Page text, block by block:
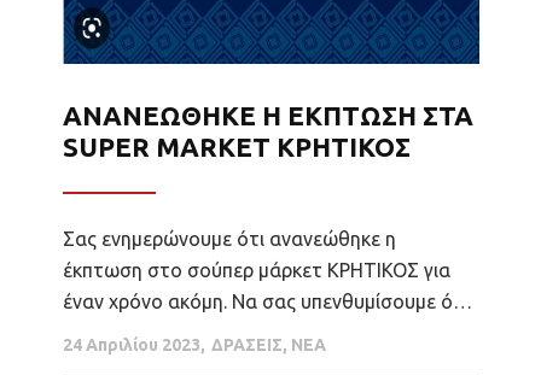
ΑΝΑΝΕΩΘΗΚΕ Η ΕΚΠΤΩΣΗ ΣΤΑ
SUPER MARKET ΚΡΗΤΙΚΟΣ
Σας ενημερώνουμε ότι ανανεώθηκε η
έκπτωση στο σούπερ μάρκετ ΚΡΗΤΙΚΟΣ για
έναν χρόνο ακόμη. Να σας υπενθυμίσουμε ότι
επωφελείστε της επιπλέον έκπτωσης 10% στο
24 Απριλίου 2023 ΔΡΑΣΕΙΣ, ΝΕΑ